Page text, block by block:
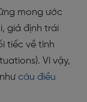
mong ước
giả định trái
tiếc về tình
Vì vậy,
câu điều